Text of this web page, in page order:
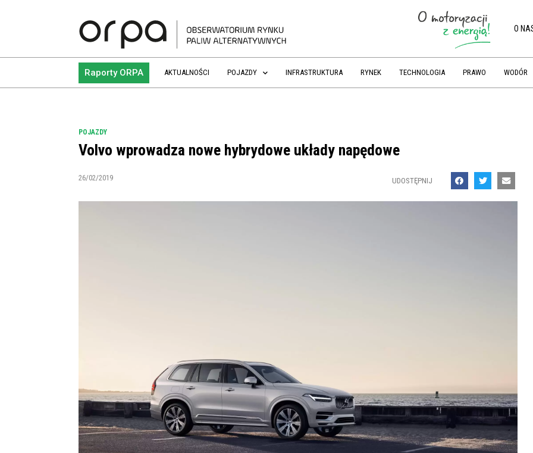
O
Raporty ORPA AKTUALNOŚCI POJAZDY INFRASTRUKTURA RYNEK TECHNOLOGIA PRAWO WODÓR
POJAZDY
Volvo wprowadza nowe hybrydowe układy napędowe
26/02/2019 UDOSTĘPNIJ